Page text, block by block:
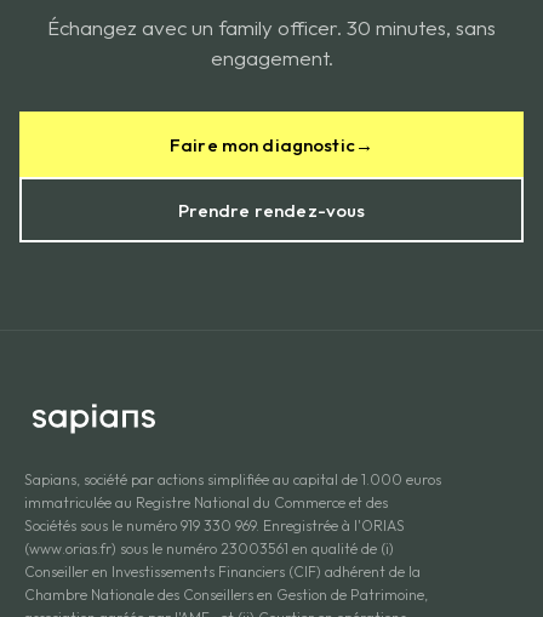
Échangez avec un family officer. 30 minutes, sans
engagement.
Faire mon diagnostic→
Prendre rendez-vous
Sapians, société par actions simplifiée au capital de 1.000 euros
immatriculée au Registre National du Commerce et des
Sociétés sous le numéro 919 330 969. Enregistrée à l'ORIAS
(www.orias.fr) sous le numéro 23003561 en qualité de (i)
Conseiller en Investissements Financiers (CIF) adhérent de la
Chambre Nationale des Conseillers en Gestion de Patrimoine,